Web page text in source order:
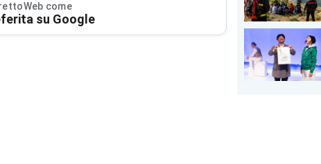
come
su Google